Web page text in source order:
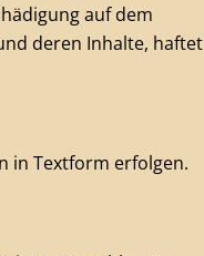
auf dem
deren Inhalte, haftet
in Textform erfolgen.